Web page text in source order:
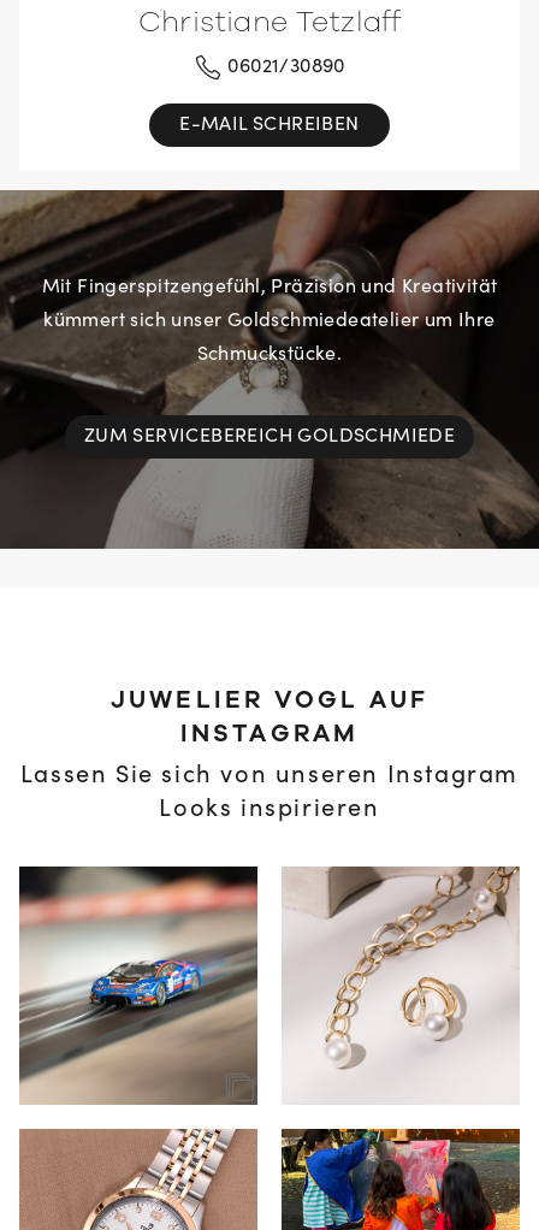
Christiane Tetzlaff
06021/30890
E-MAIL SCHREIBEN
Mit Fingerspitzengefühl, Präzision und Kreativität
kümmert sich unser Goldschmiedeatelier um Ihre
Schmuckstücke.
ZUM SERVICEBEREICH GOLDSCHMIEDE
JUWELIER VOGL AUF
INSTAGRAM
Lassen Sie sich von unseren Instagram
Looks inspirieren